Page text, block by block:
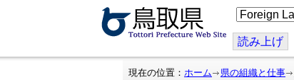
こ
の
ジ
を
翻
読み上げ
現在の位置： ホーム 県の組織と仕事